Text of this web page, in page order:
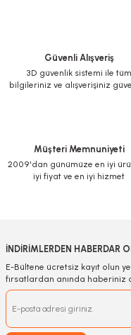
Güvenli Alışveriş
3D güvenlik sistemi ile tüm
bilgileriniz ve alışverişiniz
Müşteri Memnuniyeti
2009'dan günümüze en iyi
iyi fiyat ve en iyi hizmet
İNDİRİMLERDEN HABERDAR
E-Bültene ücretsiz kayıt olun
fırsatlardan anında haberiniz